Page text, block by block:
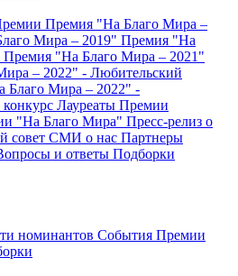
Премия "На Благо Мира –
Мира – 2019" Премия "На
Премия "На Благо Мира – 2021"
– 2022" - Любительский
Благо Мира – 2022" -
Лауреаты Премии
"На Благо Мира" Пресс-релиз о
совет СМИ о нас Партнеры
и ответы Подборки
номинантов События Премии